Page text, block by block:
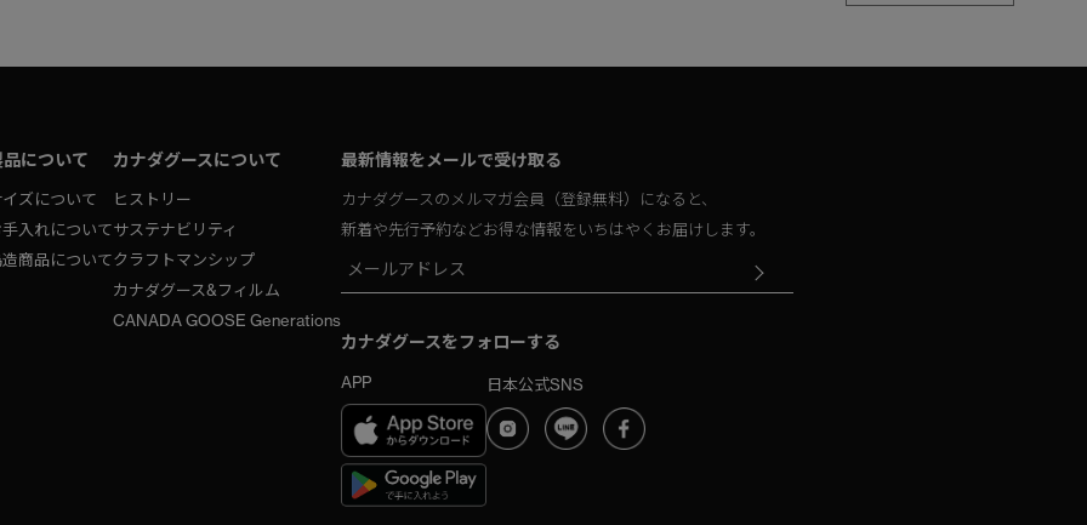
品について
イズについて
手入れについて
商品について
カナダグースについて
ヒストリー
サステナビリティ
クラフトマンシップ
カナダグース&フィルム
CANADA GOOSE Generations
最新情報をメールで受け取る
カナダグースのメルマガ会員（登録無料）になると、
新着や先行予約などお得な情報をいちはやくお届けします。
カナダグースをフォローする
APP 日本公式SNS